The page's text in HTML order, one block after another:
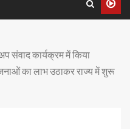
संवाद कार्यक्रम में किया
का लाभ उठाकर राज्य में शुरू